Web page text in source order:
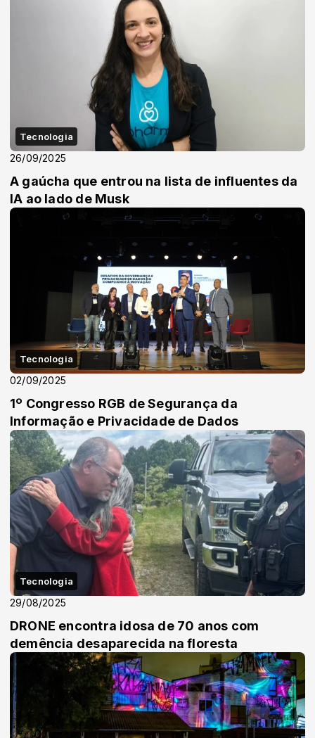
Tecnologia
26/09/2025
A gaúcha que entrou na lista de influentes da
IA ao lado de Musk
Tecnologia
02/09/2025
1º Congresso RGB de Segurança da
Informação e Privacidade de Dados
Tecnologia
29/08/2025
DRONE encontra idosa de 70 anos com
demência desaparecida na floresta